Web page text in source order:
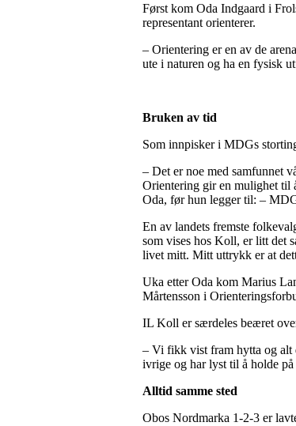
Først kom Oda Indgaard i
representant orienterer.
– Orientering er en av de
ute i naturen og ha en fysisk
Bruken av tid
Som innpisker i MDGs
– Det er noe med samfunnet
Orientering gir en mulighet til
Oda, før hun legger til: –
En av landets fremste
som vises hos Koll, er litt det
livet mitt. Mitt uttrykk er at
Uka etter Oda kom Marius
Mårtensson i
IL Koll er særdeles beæret
– Vi fikk vist fram hytta og alt
ivrige og har lyst til å holde
Alltid samme sted
Obos Nordmarka 1-2-3 er